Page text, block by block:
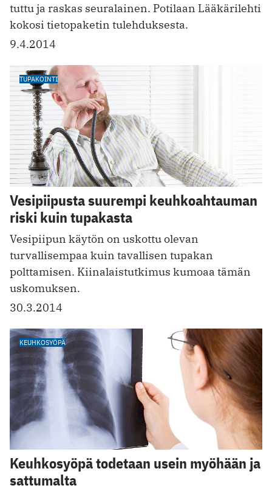
tuttu ja raskas seuralainen. Potilaan Lääkärilehti
kokosi tietopaketin tulehduksesta.
9.4.2014
TUPAKOINTI
Vesipiipusta suurempi keuhkoahtauman
riski kuin tupakasta
Vesipiipun käytön on uskottu olevan
turvallisempaa kuin tavallisen tupakan
polttamisen. Kiinalaistutkimus kumoaa tämän
uskomuksen.
30.3.2014
KEUHKOSYÖPÄ
Keuhkosyöpä todetaan usein myöhään ja
sattumalta